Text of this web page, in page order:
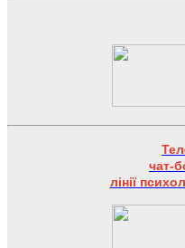
чат-
лінії